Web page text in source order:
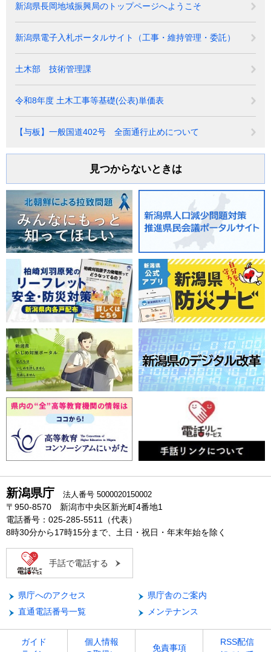
新潟県長岡地域振興局のトップページへようこそ
新潟県電子入札ポータルサイト（工事・維持管理・委託）
土木部 技術管理課
令和8年度 土木工事等基礎(公表)単価表
【与板】一般国道402号 全面通行止めについて
見つからないときは
新潟県庁 法人番号 5000020150002
〒950-8570 新潟市中央区新光町4番地1
電話番号：025-285-5511（代表）
8時30分から17時15分まで、土日・祝日・年末年始を除く
手話で電話する
県庁へのアクセス
県庁舎のご案内
直通電話番号一覧
メンテナンス
ガイド
個人情報
免責事項
RSS配信